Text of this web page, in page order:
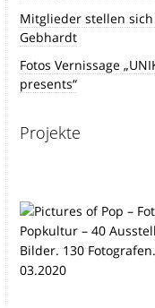
Mitglieder stellen sich
Gebhardt
Fotos Vernissage
presents“
Projekte